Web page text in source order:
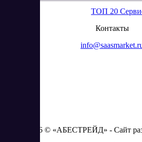
ТОП 20
Контакты
2023 - 2026 © «АБЕСТРЕЙД» - Сайт